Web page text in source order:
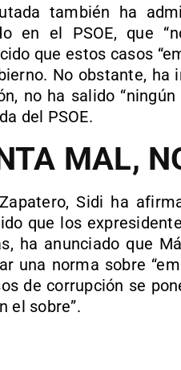
también ha
en el PSOE, que
que estos casos
No obstante, ha
no ha salido
del PSOE.
MAL,
Sidi ha
que los
ha anunciado que
una norma sobre
de corrupción se
el sobre”.